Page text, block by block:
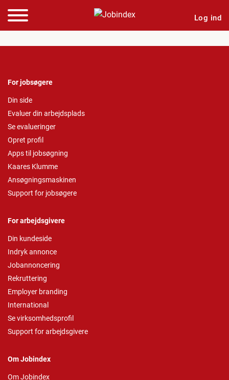
Log ind
For jobsøgere
Din side
Evaluer din arbejdsplads
Se evalueringer
Opret profil
Apps til jobsøgning
Kaares Klumme
Ansøgningsmaskinen
Support for jobsøgere
For arbejdsgivere
Din kundeside
Indryk annonce
Jobannoncering
Rekruttering
Employer branding
International
Se virksomhedsprofil
Support for arbejdsgivere
Om Jobindex
Om Jobindex